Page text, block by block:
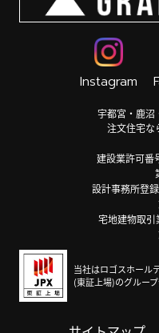
Instagram
宇都宮・鹿沼
注文住宅な
建設業許可番
設計事務所登
宅地建物取引
当社はロゴスホール
(東証上場)のグルー